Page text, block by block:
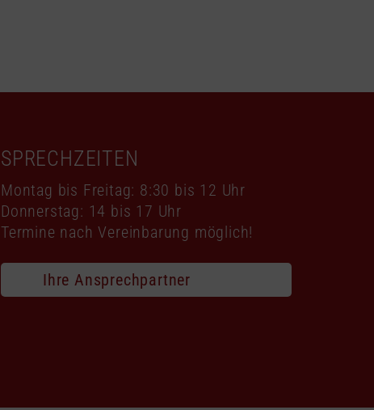
SPRECHZEITEN
Montag bis Freitag: 8:30 bis 12 Uhr
Donnerstag: 14 bis 17 Uhr
Termine nach Vereinbarung möglich!
Ihre Ansprechpartner